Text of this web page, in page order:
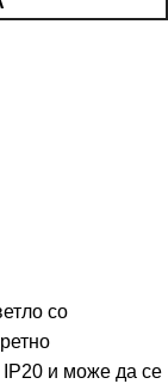
со
IP20 и може да се